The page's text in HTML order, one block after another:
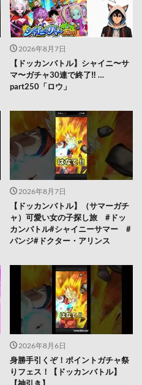
2026年8月7日
【ドッカンバトル】シャイニ〜サ
マ〜ガチャ30連で終了‼︎ …
part250「ロウ」
2026年8月7日
【ドッカンバトル】（サマーガチ
ャ）可愛い女の子探し旅 #ドッ
カンバトル#シャイニーサマー #
パンジ#ドクター・アリンス
2026年8月6日
身勝手引くぞ！ポイントガチャ祭
りフェス！【ドッカンバトル】